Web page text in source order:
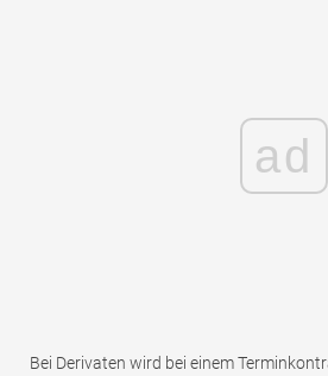
ad
Bei Derivaten wird bei einem